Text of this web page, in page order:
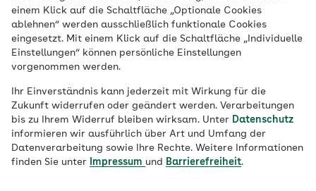
einem Klick auf die Schaltfläche „Optionale Cookies
ablehnen“ werden ausschließlich funktionale Cookies
eingesetzt. Mit einem Klick auf die Schaltfläche „Individuelle
Einstellungen“ können persönliche Einstellungen
vorgenommen werden.
Ihr Einverständnis kann jederzeit mit Wirkung für die
Zukunft widerrufen oder geändert werden. Verarbeitungen
bis zu Ihrem Widerruf bleiben wirksam. Unter Datenschutz
informieren wir ausführlich über Art und Umfang der
Datenverarbeitung sowie Ihre Rechte. Weitere Informationen
finden Sie unter
Impressum und Barrierefreiheit.
Jetzt bewerben